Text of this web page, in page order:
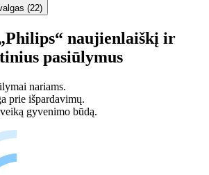
(22)
naujienlaiškį ir
pasiūlymus
nariams.
prie išpardavimų.
gyvenimo būdą.